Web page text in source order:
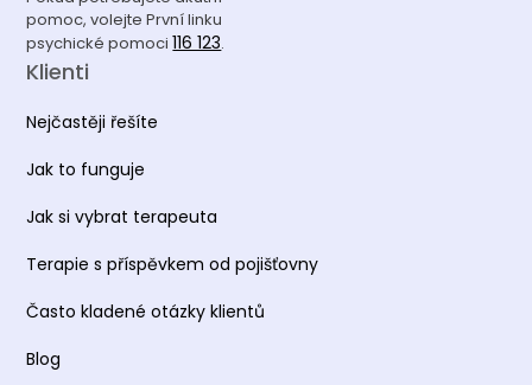
pomoc, volejte První linku
psychické pomoci116 123.
Klienti
Nejčastěji řešíte
Jak to funguje
Jak si vybrat terapeuta
Terapie s příspěvkem od pojišťovny
Často kladené otázky klientů
Blog